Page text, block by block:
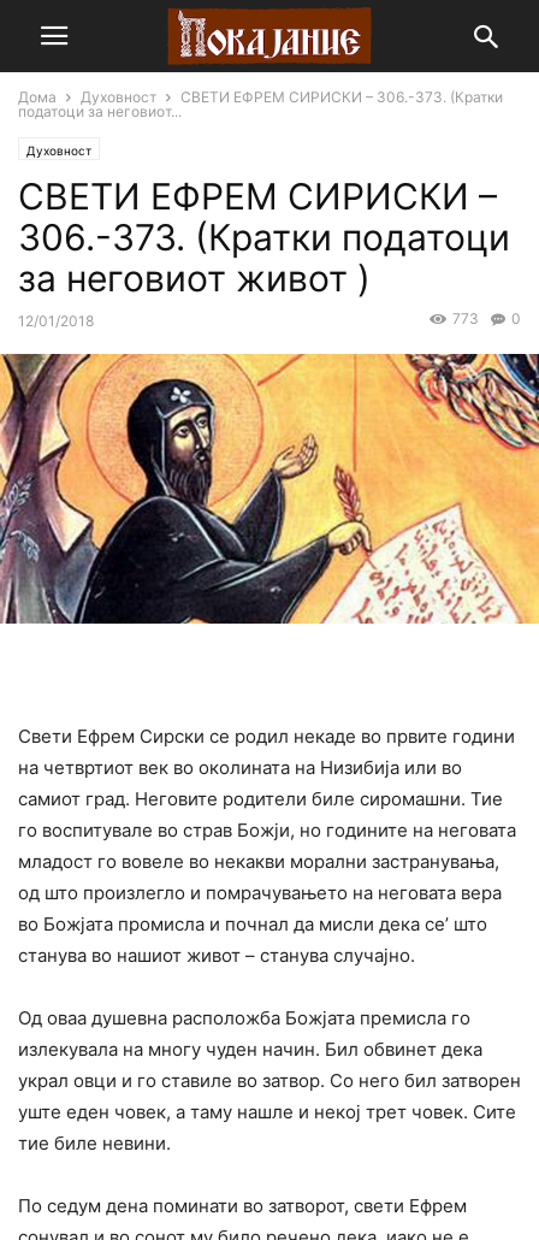
Дома Духовност
СВЕТИ ЕФРЕМ СИРИСКИ – 306.-373. (Кратки
податоци за неговиот...
Духовност
СВЕТИ ЕФРЕМ СИРИСКИ –
306.-373. (Кратки податоци
за неговиот живот )
12/01/2018 0
773
Свети Ефрем Сирски се родил некаде во првите години
на четвртиот век во околината на Низибија или во
самиот град. Неговите родители биле сиромашни. Тие
го воспитувале во страв Божји, но годините на неговата
младост го вовеле во некакви морални застранувања,
од што произлегло и помрачувањето на неговата вера
во Божјата промисла и почнал да мисли дека се’ што
станува во нашиот живот – станува случајно.
Од оваа душевна расположба Божјата премисла го
излекувала на многу чуден начин. Бил обвинет дека
украл овци и го ставиле во затвор. Со него бил затворен
уште еден човек, а таму нашле и некој трет човек. Сите
тие биле невини.
По седум дена поминати во затворот, свети Ефрем